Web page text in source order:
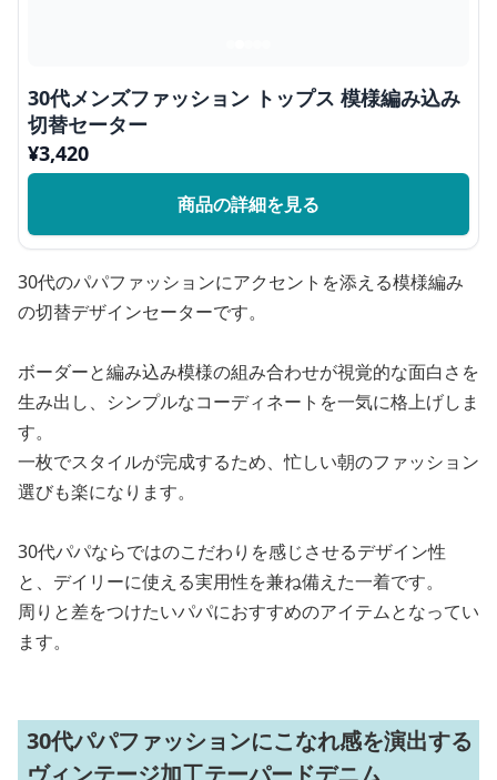
30代メンズファッション トップス 模様編み込み
切替セーター
¥3,420
商品の詳細を見る
30代のパパファッションにアクセントを添える模様編み
の切替デザインセーターです。
ボーダーと編み込み模様の組み合わせが視覚的な面白さを
生み出し、シンプルなコーディネートを一気に格上げしま
す。
一枚でスタイルが完成するため、忙しい朝のファッション
選びも楽になります。
30代パパならではのこだわりを感じさせるデザイン性
と、デイリーに使える実用性を兼ね備えた一着です。
周りと差をつけたいパパにおすすめのアイテムとなってい
ます。
30代パパファッションにこなれ感を演出する
ヴィンテージ加工テーパードデニム